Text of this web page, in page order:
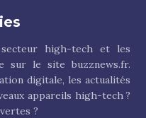
high-tech et les
sur le site buzznews.fr.
digitale, les actualités
appareils high-tech ?
?